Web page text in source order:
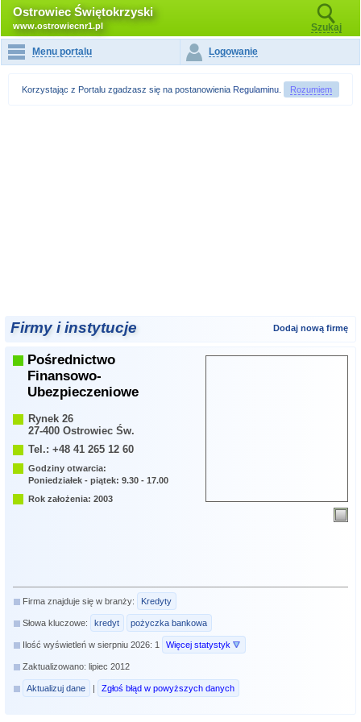
Ostrowiec Świętokrzyski
www.ostrowiecnr1.pl Szukaj
Menu portalu Logowanie
Korzystając z Portalu zgadzasz się na postanowienia Regulaminu Rozumiem
Firmy i instytucje Dodaj nową firmę
Pośrednictwo
Finansowo-
Ubezpieczeniowe
Rynek 26
27-400 Ostrowiec Św.
Tel.: +48 41 265 12 60
Godziny otwarcia:
Poniedziałek - piątek: 9.30 - 17.00
Rok założenia: 2003
Firma znajduje się w branży: Kredyty
Słowa kluczowe: kredyt pożyczka bankowa
Ilość wyświetleń w sierpniu 2026: 1 Więcej statystyk
Zaktualizowano: lipiec 2012
Aktualizuj dane | Zgłoś błąd w powyższych danych